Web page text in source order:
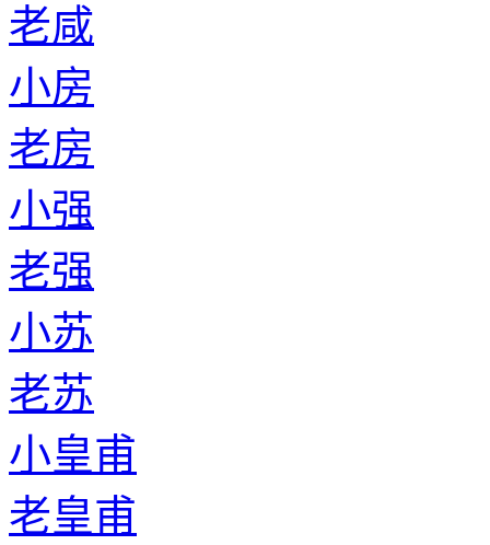
老咸
小房
老房
小强
老强
小苏
老苏
小皇甫
老皇甫